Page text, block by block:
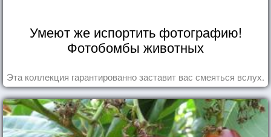
Умеют же испортить фотографию!
Фотобомбы животных
Эта коллекция гарантированно заставит вас смеяться вслух.